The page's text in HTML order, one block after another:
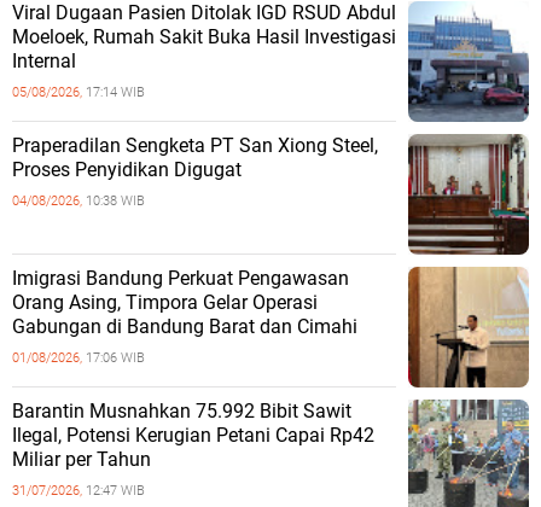
Viral Dugaan Pasien Ditolak IGD RSUD Abdul
Moeloek, Rumah Sakit Buka Hasil Investigasi
Internal
05/08/2026, 17:14 WIB
Praperadilan Sengketa PT San Xiong Steel,
Proses Penyidikan Digugat
04/08/2026, 10:38 WIB
Imigrasi Bandung Perkuat Pengawasan
Orang Asing, Timpora Gelar Operasi
Gabungan di Bandung Barat dan Cimahi
01/08/2026, 17:06 WIB
Barantin Musnahkan 75.992 Bibit Sawit
Ilegal, Potensi Kerugian Petani Capai Rp42
Miliar per Tahun
31/07/2026, 12:47 WIB